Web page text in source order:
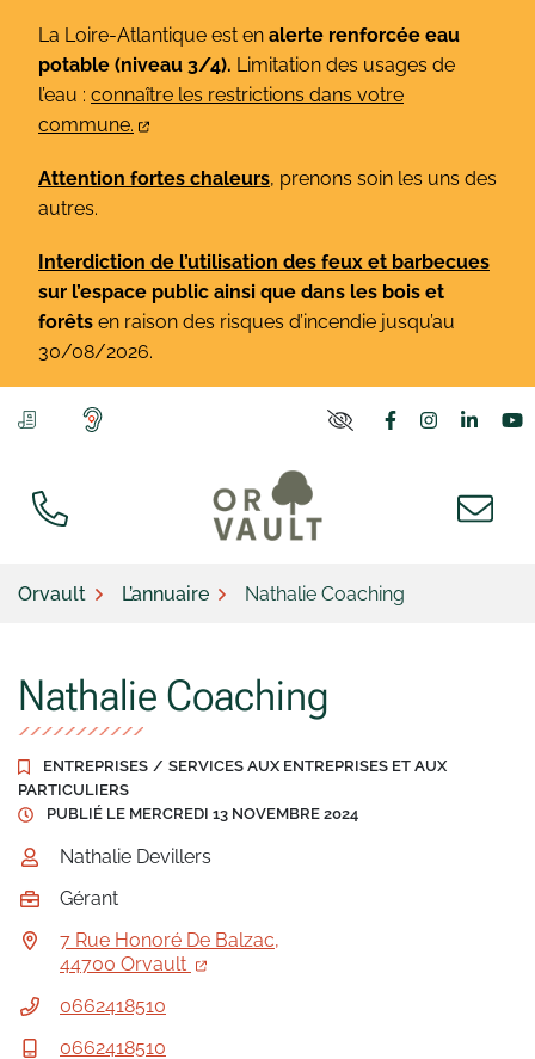
contenu
La Loire-Atlantique est en alerte renforcée eau
potable (niveau 3/4). Limitation des usages de
l’eau : connaître les restrictions dans votre
commune.
Attention fortes chaleurs, prenons soin les uns des
autres.
Interdiction de l’utilisation des feux et barbecues
sur l’espace public ainsi que dans les bois et
forêts en raison des risques d’incendie jusqu’au
30/08/2026.
Lien vers le
Lien vers
Lien
Orvault L’annuaire Nathalie Coaching
Nathalie Coaching
ENTREPRISES / SERVICES AUX ENTREPRISES ET AUX
PARTICULIERS
PUBLIÉ LE MERCREDI 13 NOVEMBRE 2024
INFOS UTILES
Nathalie Devillers
Gérant
7 Rue Honoré De Balzac,
44700 Orvault
0662418510
0662418510